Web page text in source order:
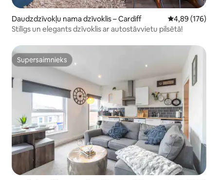
Daudzdzīvokļu nama dzīvoklis – Cardiff Vidējais
4,89 (176)
Stilīgs un elegants dzīvoklis ar autostāvvietu pilsētā!
Supersaimnieks
Supersaimnieks